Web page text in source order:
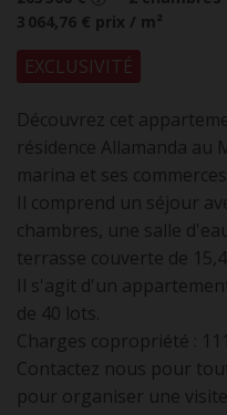
3 064,76 € prix / m²
EXCLUSIVITÉ
Découvrez cet
résidence Allamanda au
marina et ses
Il comprend un séjour
chambres, une salle
terrasse couverte de
Il s'agit d'un
de 40 lots.
Charges copropriété :
Contactez nous pour
pour organiser une